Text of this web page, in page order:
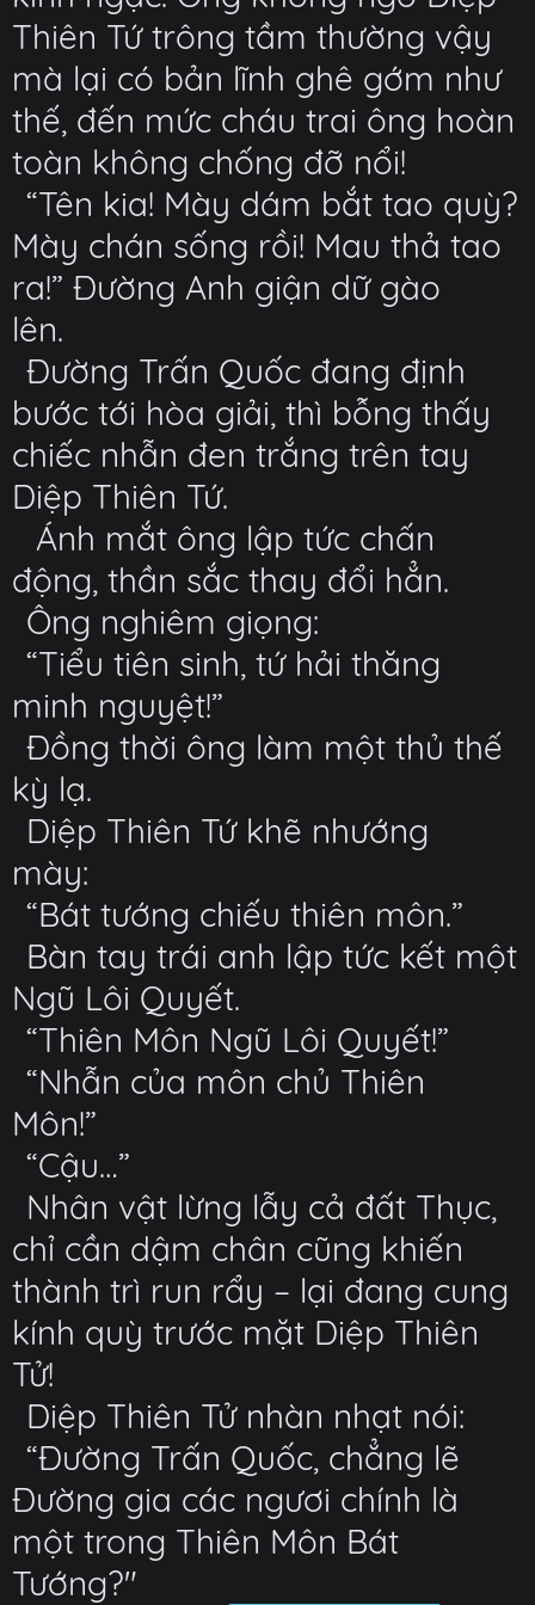
Thiên Tứ trông tầm thường vậy
mà lại có bản lĩnh ghê gớm như
thế, đến mức cháu trai ông hoàn
toàn không chống đỡ nổi!
“Tên kia! Mày dám bắt tao quỳ?
Mày chán sống rồi! Mau thả tao
ra!” Đường Anh giận dữ gào
lên.
Đường Trấn Quốc đang định
bước tới hòa giải, thì bỗng thấy
chiếc nhẫn đen trắng trên tay
Diệp Thiên Tứ.
Ánh mắt ông lập tức chấn
động, thần sắc thay đổi hẳn.
Ông nghiêm giọng:
“Tiểu tiên sinh, tứ hải thăng
minh nguyệt!”
Đồng thời ông làm một thủ thế
kỳ lạ.
Diệp Thiên Tứ khẽ nhướng
mày:
“Bát tướng chiếu thiên môn.”
Bàn tay trái anh lập tức kết một
Ngũ Lôi Quyết.
“Thiên Môn Ngũ Lôi Quyết!”
“Nhẫn của môn chủ Thiên
Môn!”
“Cậu…”
Nhân vật lừng lẫy cả đất Thục,
chỉ cần dậm chân cũng khiến
thành trì run rẩy – lại đang cung
kính quỳ trước mặt Diệp Thiên
Tử!
Diệp Thiên Tử nhàn nhạt nói:
“Đường Trấn Quốc, chẳng lẽ
Đường gia các ngươi chính là
một trong Thiên Môn Bát
Tướng?"